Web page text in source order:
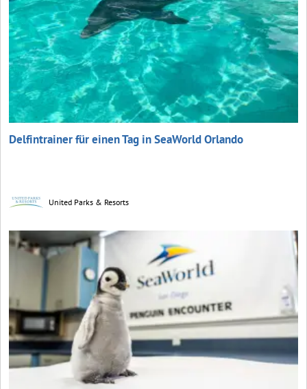
Delfintrainer für einen Tag in SeaWorld Orlando
United Parks & Resorts